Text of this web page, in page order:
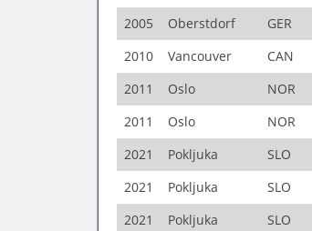
2005
Oberstdorf GER
2010
Vancouver CAN
2011
Oslo NOR
2011
Oslo NOR
2021
Pokljuka SLO
2021
Pokljuka SLO
2021
Pokljuka SLO